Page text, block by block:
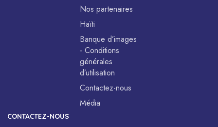
Nos partenaires
Haïti
Banque d’images
- Conditions
générales
d’utilisation
Contactez-nous
Média
CONTACTEZ-NOUS